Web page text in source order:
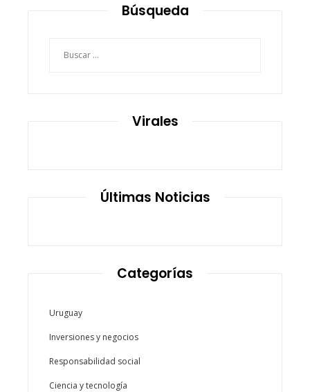
Búsqueda
Virales
Últimas Noticias
Categorías
Uruguay
Inversiones y negocios
Responsabilidad social
Ciencia y tecnología